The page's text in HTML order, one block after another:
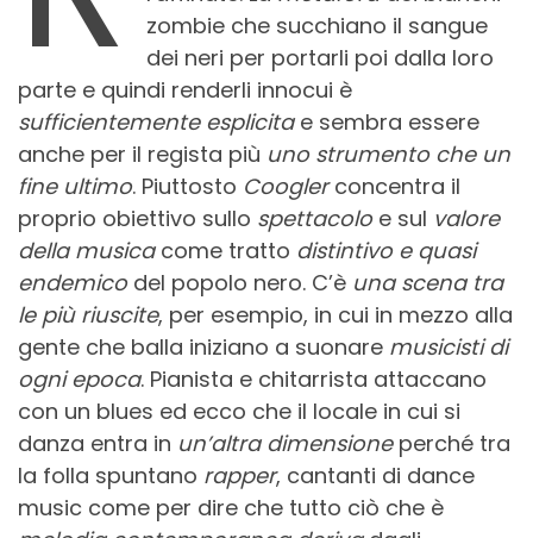
zombie che succhiano il sangue
dei neri per portarli poi dalla loro
parte e quindi renderli innocui è
sufficientemente esplicitae sembra essere
anche per il regista più uno strumento che un
fine ultimo. Piuttosto Cooglerconcentra il
proprio obiettivo sullo spettacoloe sul valore
della musicacome tratto distintivo e quasi
endemicodel popolo nero. C’è una scena tra
le più riuscite, per esempio, in cui in mezzo alla
gente che balla iniziano a suonare musicisti di
ogni epoca. Pianista e chitarrista attaccano
con un blues ed ecco che il locale in cui si
danza entra in un’altra dimensioneperché tra
la folla spuntano rapper, cantanti di dance
music come per dire che tutto ciò che è